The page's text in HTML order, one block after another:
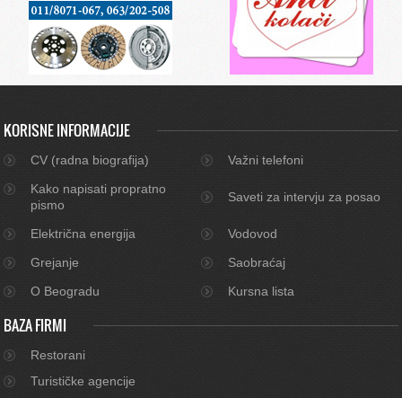
KORISNE INFORMACIJE
CV (radna biografija)
Važni telefoni
Kako napisati propratno
pismo
Saveti za intervju za posao
Električna energija
Vodovod
Grejanje
Saobraćaj
O Beogradu
Kursna lista
BAZA FIRMI
Restorani
Turističke agencije